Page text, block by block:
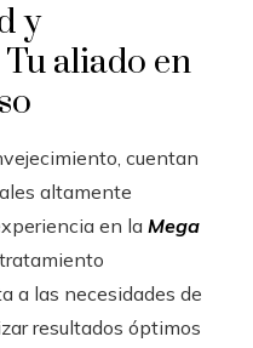
y
aliado en
cuentan
altamente
en la Mega
a las necesidades de
resultados óptimos